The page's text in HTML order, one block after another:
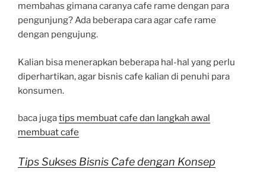
membahas gimana caranya cafe rame dengan para
pengunjung? Ada beberapa cara agar cafe rame
dengan pengujung.
Kalian bisa menerapkan beberapa hal-hal yang perlu
diperhartikan, agar bisnis cafe kalian di penuhi para
konsumen.
baca jugatips membuat cafe dan langkah awal
membuat cafe
Tips Sukses Bisnis Cafe dengan Konsep